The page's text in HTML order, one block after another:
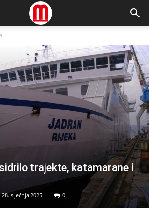
trajekte, katamarane i
28. siječnja 2025. 0